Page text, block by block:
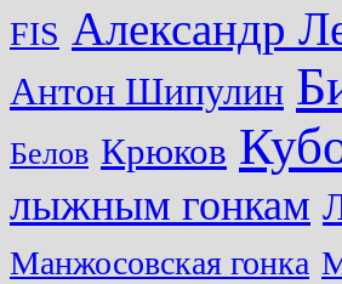
FIS Александр
Антон Шипулин
Белов Крюков
лыжным гонкам
Манжосовская гонка